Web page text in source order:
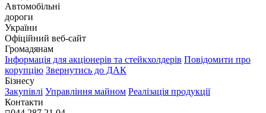
Автомобільні
дороги
України
Офіційний веб‑сайт
Громадянам
Інформація для акціонерів та стейкхолдерів Повідомити про
корупцію Звернутись до ДАК
Бізнесу
Закупівлі Управління майном Реалізація продукції
Контакти